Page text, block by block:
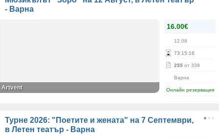
- Варна
16.00€
12.08
73:15:16
255 от 339
Варна
Онлайн резервация
Artvent
Турне 2026: "Поетите и жената" на 7 Септември,
в Летен театър - Варна